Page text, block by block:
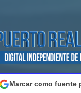
Marcar como fuente